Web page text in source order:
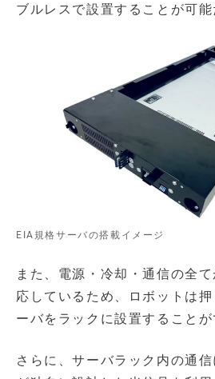
ブルレスで設置することが可能
EIA規格サーバの搭載イメージ
また、電源・冷却・通信の全
応しているため、ロボットは
ーバをラックに設置することが
さらに、サーバラック内の通